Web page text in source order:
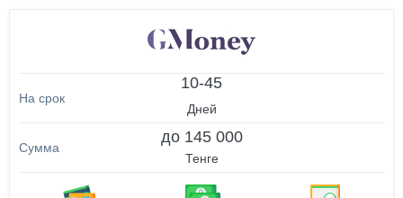
10-45
Дней
до 145 000
Тенге